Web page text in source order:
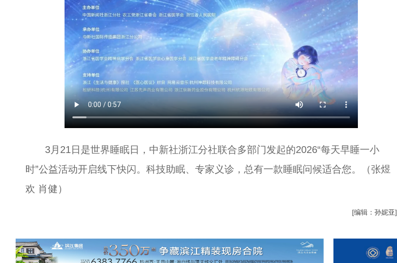
3月21日是世界睡眠日，中新社浙江分社联合多部门发起的2026“每天早睡一小
时”公益活动开启线下快闪。科技助眠、专家义诊，总有一款睡眠问候适合您。（张煜
欢 肖健）
[编辑：孙妮亚]